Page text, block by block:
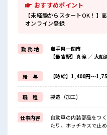
おすすめポイント
【未経験からスタートOK！
オンライン登録
勤 務 地
岩手県一関市
【最寄駅】真滝 ／ 大船
給 与 【時給】1,400円～
職 種 製造（加工)
仕事内容
自動車の内装部品をつ
たり、ホッチキスで止